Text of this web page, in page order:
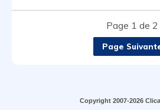
Page 1 de 2
Page
Copyright 2007-2026